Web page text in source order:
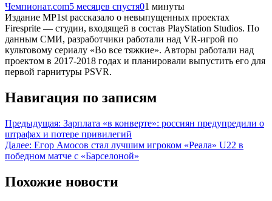
Чемпионат.com5 месяцев спустя01 минуты
Издание MP1st рассказало о невыпущенных проектах
Firesprite — студии, входящей в состав PlayStation Studios. По
данным СМИ, разработчики работали над VR-игрой по
культовому сериалу «Во все тяжкие». Авторы работали над
проектом в 2017-2018 годах и планировали выпустить его для
первой гарнитуры PSVR.
Навигация по записям
Предыдущая: Зарплата «в конверте»: россиян предупредили о
штрафах и потере привилегий
Далее: Егор Амосов стал лучшим игроком «Реала» U22 в
победном матче с «Барселоной»
Похожие новости